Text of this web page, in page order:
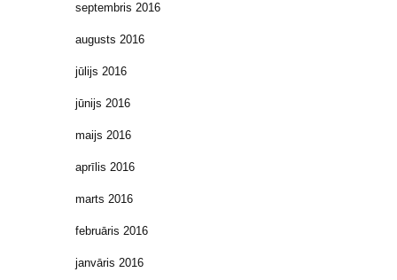
septembris 2016
augusts 2016
jūlijs 2016
jūnijs 2016
maijs 2016
aprīlis 2016
marts 2016
februāris 2016
janvāris 2016